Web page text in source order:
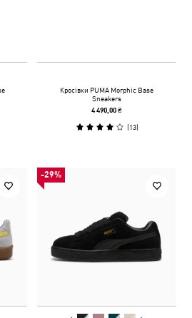
Кросівки PUMA Morphic Base
Sneakers
4 490,00 ₴
(13)
-29%